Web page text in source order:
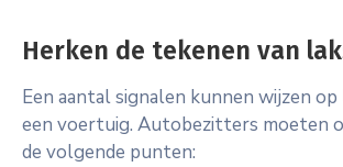
Herken de tekenen van
Een aantal signalen kunnen wijzen op
een voertuig. Autobezitters moeten
de volgende punten: